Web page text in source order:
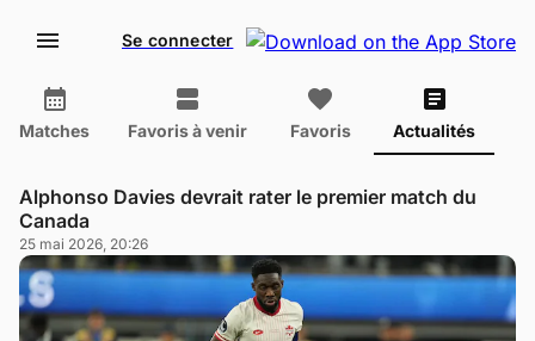
Se connecter
Matches Favoris à venir Favoris Actualités
Alphonso Davies devrait rater le premier match du
Canada
25 mai 2026, 20:26